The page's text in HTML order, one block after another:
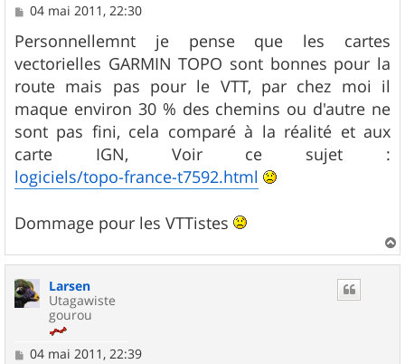
M
s
s
a
g
e
04 mai 2011, 22:30
Personnellemnt je pense que les cartes
vectorielles GARMIN TOPO sont bonnes pour la
route mais pas pour le VTT, par chez moi il
maque environ 30 % des chemins ou d'autre ne
sont pas fini, cela comparé à la réalité et aux
carte IGN, Voir ce sujet :
logiciels/topo-france-t7592.html
Dommage pour les VTTistes
a
Larsen
Utagawiste
gourou
M
04 mai 2011, 22:39